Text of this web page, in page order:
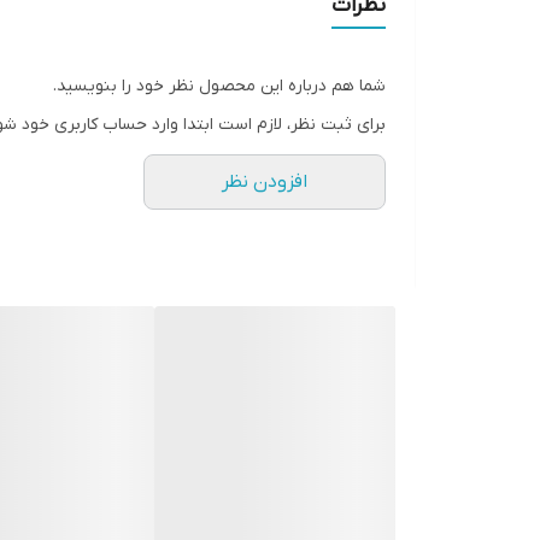
• حسی زیبا و ماندگار
• این ادوتویلت مردانه که با امضای چوبی عمیقا
شما هم درباره این محصول نظر خود را بنویسید.
برای ثبت نظر، لازم است ابتدا وارد حساب کاربری خود
افزودن نظر